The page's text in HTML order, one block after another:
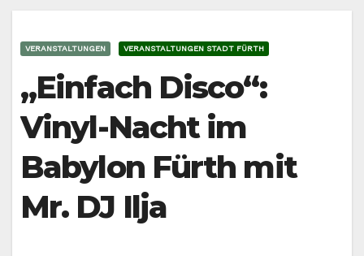
VERANSTALTUNGEN VERANSTALTUNGEN STADT FÜRTH
„Einfach Disco“:
Vinyl-Nacht im
Babylon Fürth mit
Mr. DJ Ilja